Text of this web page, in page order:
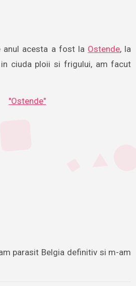
anul acesta a fost la Ostende, la
in ciuda ploii si frigului, am facut
parasit Belgia definitiv si m-am